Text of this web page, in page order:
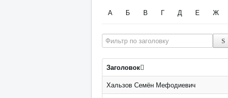
А
Б В Г Д Е Ж
Фильтр по заголовку
Заголовок
Хальзов Семён Мефодиевич